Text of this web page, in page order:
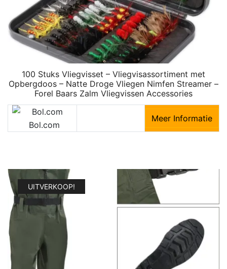
100 Stuks Vliegvisset – Vliegvisassortiment met
Opbergdoos – Natte Droge Vliegen Nimfen Streamer –
Forel Baars Zalm Vliegvissen Accessories
Bol.com
Meer Informatie
UITVERKOOP!